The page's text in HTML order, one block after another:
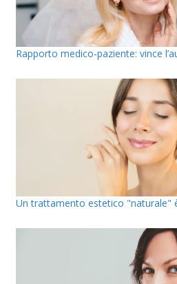
Rapporto medico-paziente: vince
Un trattamento estetico "naturale"